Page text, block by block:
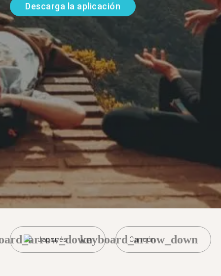
Descarga la aplicación
Japonés Cancún
keyboard_arrow_down